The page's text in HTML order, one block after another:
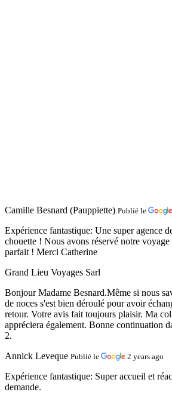
Camille Besnard (Pauppiette) Publié le
Expérience fantastique: Une super agence
chouette ! Nous avons réservé notre voyage
parfait ! Merci Catherine
Grand Lieu Voyages Sarl
Bonjour Madame Besnard.Même si nous
de noces s'est bien déroulé pour avoir
retour. Votre avis fait toujours plaisir. Ma
appréciera également. Bonne continuation
2.
Annick Leveque Publié le 2 years ago
Expérience fantastique: Super accueil et
demande.